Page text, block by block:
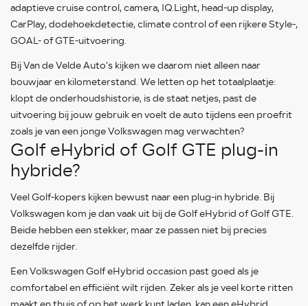
adaptieve cruise control, camera, IQ.Light, head-up display,
CarPlay, dodehoekdetectie, climate control of een rijkere Style-,
GOAL- of GTE-uitvoering.
Bij Van de Velde Auto’s kijken we daarom niet alleen naar
bouwjaar en kilometerstand. We letten op het totaalplaatje:
klopt de onderhoudshistorie, is de staat netjes, past de
uitvoering bij jouw gebruik en voelt de auto tijdens een proefrit
zoals je van een jonge Volkswagen mag verwachten?
Golf eHybrid of Golf GTE plug-in
hybride?
Veel Golf-kopers kijken bewust naar een plug-in hybride. Bij
Volkswagen kom je dan vaak uit bij de Golf eHybrid of Golf GTE.
Beide hebben een stekker, maar ze passen niet bij precies
dezelfde rijder.
Een Volkswagen Golf eHybrid occasion past goed als je
comfortabel en efficiënt wilt rijden. Zeker als je veel korte ritten